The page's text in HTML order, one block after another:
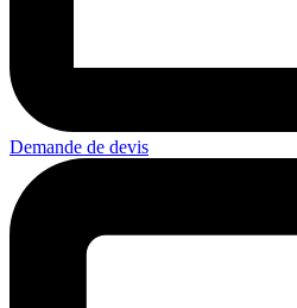
Demande de devis